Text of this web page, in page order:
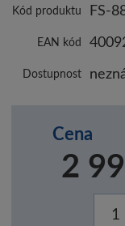
Kód produktu FS-
EAN kód
Dostupnost
Cena
2